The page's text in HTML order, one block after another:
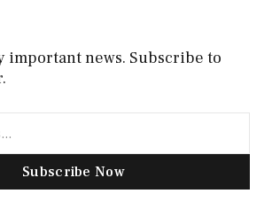
important news. Subscribe to
Subscribe Now